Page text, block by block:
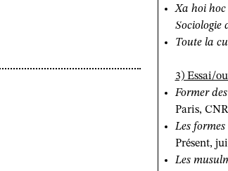
Xa hoi hoc
Sociologie
Toute la
3) Essai/
Former
Paris,
Les
Présent,
Les